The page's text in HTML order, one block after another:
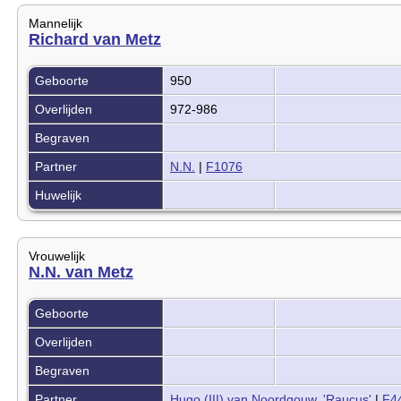
Mannelijk
Richard van Metz
Geboorte
950
Overlijden
972-986
Begraven
Partner
N.N. | F1076
Huwelijk
Vrouwelijk
N.N. van Metz
Geboorte
Overlijden
Begraven